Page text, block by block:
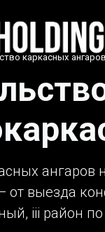
каркасных
выезда
iii район